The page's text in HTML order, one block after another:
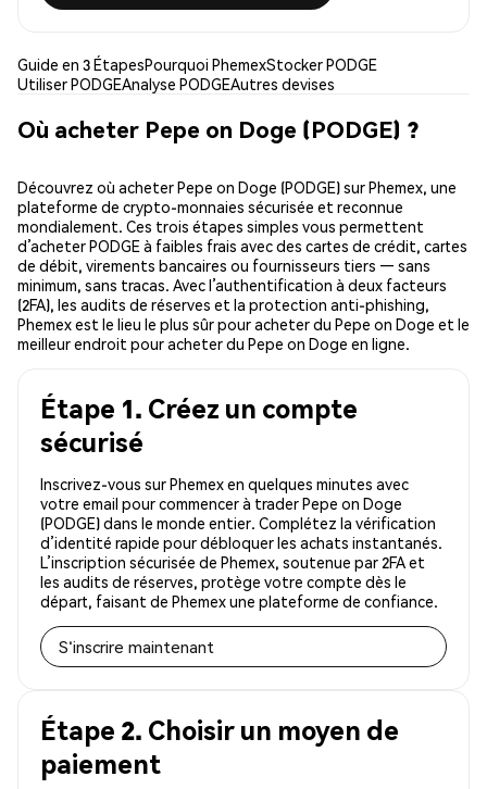
Guide en 3 ÉtapesPourquoi PhemexStocker PODGE
Utiliser PODGEAnalyse PODGEAutres devises
Où acheter Pepe on Doge (PODGE) ?
Découvrez où acheter Pepe on Doge (PODGE) sur Phemex, une
plateforme de crypto-monnaies sécurisée et reconnue
mondialement. Ces trois étapes simples vous permettent
d’acheter PODGE à faibles frais avec des cartes de crédit, cartes
de débit, virements bancaires ou fournisseurs tiers — sans
minimum, sans tracas. Avec l’authentification à deux facteurs
(2FA), les audits de réserves et la protection anti-phishing,
Phemex est le lieu le plus sûr pour acheter du Pepe on Doge et le
meilleur endroit pour acheter du Pepe on Doge en ligne.
Étape 1. Créez un compte
sécurisé
Inscrivez-vous sur Phemex en quelques minutes avec
votre email pour commencer à trader Pepe on Doge
(PODGE) dans le monde entier. Complétez la vérification
d’identité rapide pour débloquer les achats instantanés.
L’inscription sécurisée de Phemex, soutenue par 2FA et
les audits de réserves, protège votre compte dès le
départ, faisant de Phemex une plateforme de confiance.
S'inscrire maintenant
Étape 2. Choisir un moyen de
paiement